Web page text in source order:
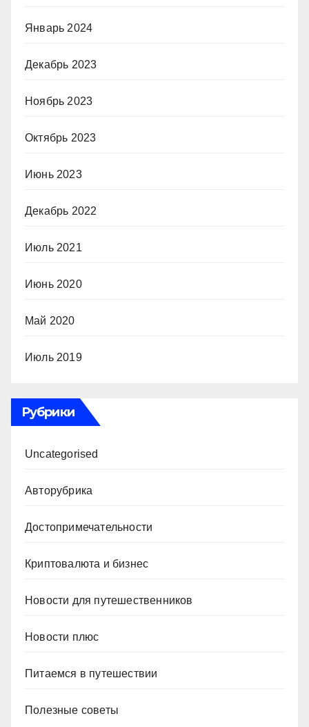
Январь 2024
Декабрь 2023
Ноябрь 2023
Октябрь 2023
Июнь 2023
Декабрь 2022
Июль 2021
Июнь 2020
Май 2020
Июль 2019
Рубрики
Uncategorised
Авторубрика
Достопримечательности
Криптовалюта и бизнес
Новости для путешественников
Новости плюс
Питаемся в путешествии
Полезные советы